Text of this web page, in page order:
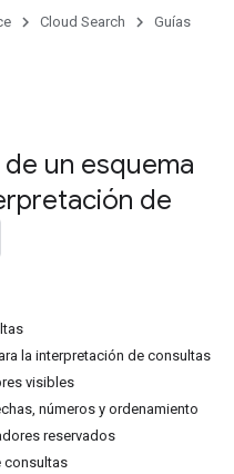
Cloud Search Guías
un esquema
de
la interpretación de consultas
visibles
números y ordenamiento
reservados
consultas